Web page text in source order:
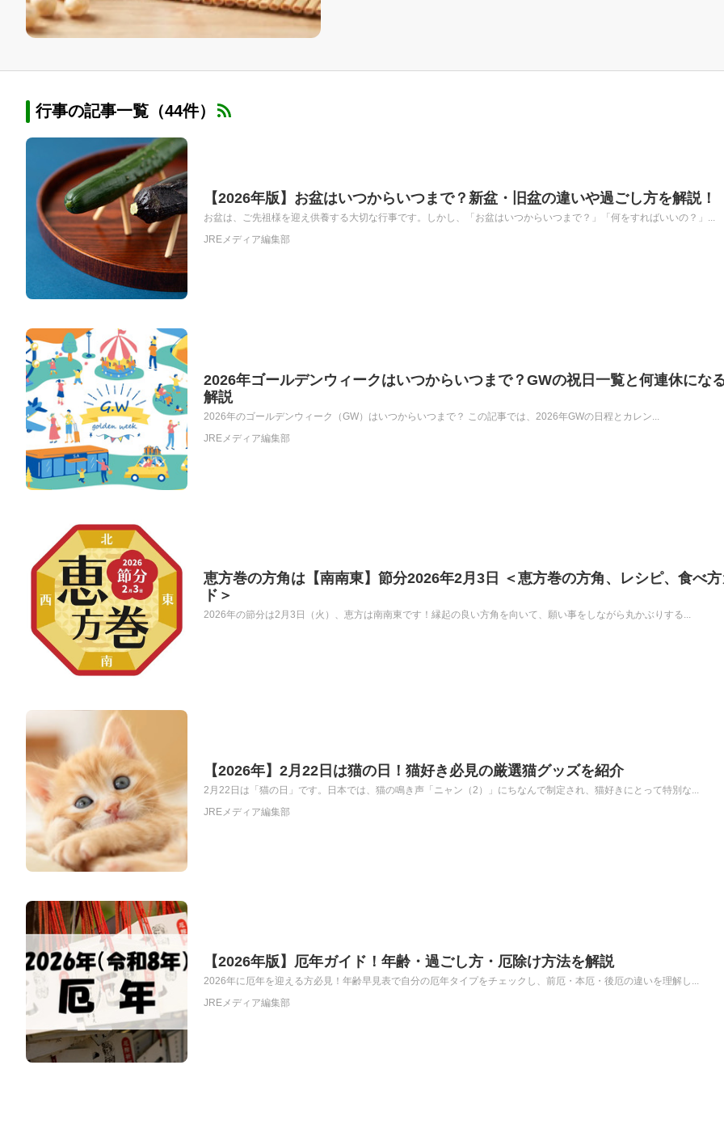
行事の記事一覧（44件）
【2026年版】お盆はいつからいつまで？新盆・旧盆の違いや過ごし方を解説！
お盆は、ご先祖様を迎え供養する大切な行事です。しかし、「お盆はいつからいつまで？」「何をすればいいの？」...
JREメディア編集部
2026年ゴールデンウィークはいつからいつまで？GWの祝日一覧と何連休にな
解説
2026年のゴールデンウィーク（GW）はいつからいつまで？ この記事では、2026年GWの日程とカレン...
JREメディア編集部
恵方巻の方角は【南南東】節分2026年2月3日 ＜恵方巻の方角、レシピ、食べ
ド＞
2026年の節分は2月3日（火）、恵方は南南東です！縁起の良い方角を向いて、願い事をしながら丸かぶりする...
【2026年】2月22日は猫の日！猫好き必見の厳選猫グッズを紹介
2月22日は「猫の日」です。日本では、猫の鳴き声「ニャン（2）」にちなんで制定され、猫好きにとって特別な...
JREメディア編集部
【2026年版】厄年ガイド！年齢・過ごし方・厄除け方法を解説
2026年に厄年を迎える方必見！年齢早見表で自分の厄年タイプをチェックし、前厄・本厄・後厄の違いを理解し...
JREメディア編集部